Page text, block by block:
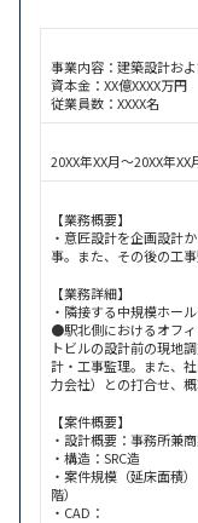
事業内容：建築設計お
資本金：XX億XXXX万円
従業員数：XXXX名
20XX年XX月～20XX年XX
【業務概要】
・意匠設計を企画設計
事。また、その後の工
【業務詳細】
・隣接する中規模ホー
●駅北側におけるオフ
トビルの設計前の現地
計・工事監理。また、
力会社）との打合せ、
【案件概要】
・設計概要：事務所兼
・構造：SRC造
・案件規模（延床面積
階）
・CAD：